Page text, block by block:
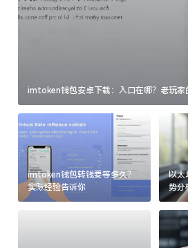
imtoken钱包安卓下载：入口在哪？老玩家
imtoken钱包转钱要等多久？
实际经验告诉你
以太
势分
跌被